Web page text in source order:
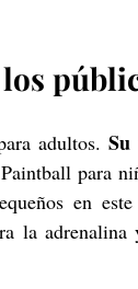
adultos. Su
para
en
la adrenalina